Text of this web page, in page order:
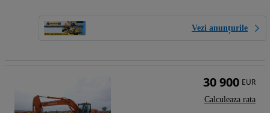
Vezi anunțurile
30 900 EUR
Calculeaza rata